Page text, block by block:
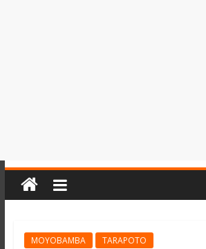
MOYOBAMBA TARAPOTO